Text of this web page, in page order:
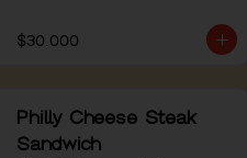
$30.000
Philly Cheese Steak
Sandwich